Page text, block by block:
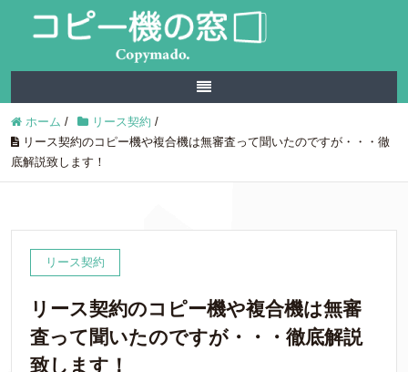
ホーム / リース契約 /
リース契約のコピー機や複合機は無審査って聞いたのですが・・・徹
底解説致します！
リース契約
リース契約のコピー機や複合機は無審
査って聞いたのですが・・・徹底解説
致します！